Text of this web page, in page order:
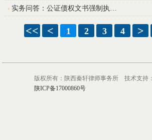
实务问答：公证债权文书强制执…
<< < 1 2 3 4 >
版权所有：陕西秦轩律师事务所 技术支持
陕ICP备17000860号